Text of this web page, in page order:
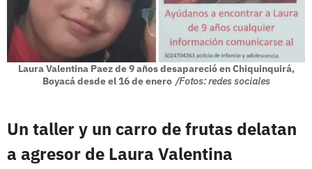
Laura Valentina Paez de 9 años desapareció en Chiquinquirá,
Boyacá desde el 16 de enero /Fotos: redes sociales
Un taller y un carro de frutas delatan
a agresor de Laura Valentina